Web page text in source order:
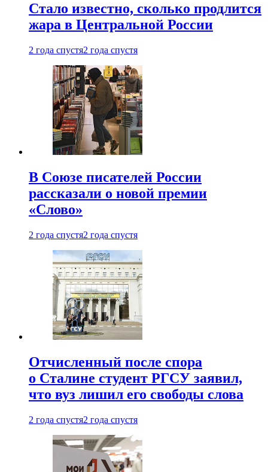
Стало известно, сколько продлится
жара в Центральной России
2 года спустя2 года спустя
В Союзе писателей России
рассказали о новой премии
«Слово»
2 года спустя2 года спустя
Отчисленный после спора
о Сталине студент РГСУ заявил,
что вуз лишил его свободы слова
2 года спустя2 года спустя